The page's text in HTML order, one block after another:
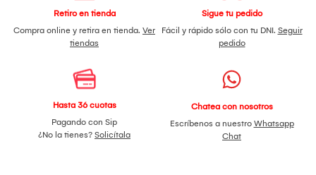
Retiro en tienda
Compra online y retira en tienda. Ver
tiendas
Sigue tu pedido
Fácil y rápido sólo con tu DNI. Seguir
pedido
Hasta 36 cuotas
Pagando con Sip
¿No la tienes? Solicítala
Chatea con nosotros
Escríbenos a nuestro Whatsapp
Chat